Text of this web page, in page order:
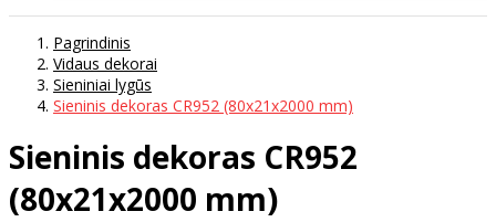
Pagrindinis
Vidaus dekorai
Sieniniai lygūs
Sieninis dekoras CR952 (80x21x2000 mm)
Sieninis dekoras CR952
(80x21x2000 mm)